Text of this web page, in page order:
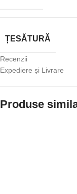
ȚESĂTURĂ
Recenzii
Expediere și Livrare
Produse